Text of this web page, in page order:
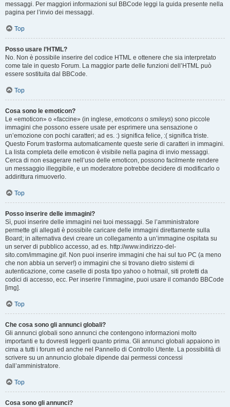
messaggi. Per maggiori informazioni sul BBCode leggi la guida presente nella
pagina per l’invio dei messaggi.
Top
Posso usare l’HTML?
No. Non è possibile inserire del codice HTML e ottenere che sia interpretato
come tale in questo Forum. La maggior parte delle funzioni dell’HTML può
essere sostituita dal BBCode.
Top
Cosa sono le emoticon?
Le «emoticon» o «faccine» (in inglese, emoticons o smileys) sono piccole
immagini che possono essere usate per esprimere una sensazione o
un’emozione con pochi caratteri; ad es. :) significa felice, :( significa triste.
Questo Forum trasforma automaticamente queste serie di caratteri in immagini.
La lista completa delle emoticon è visibile nella pagina di invio messaggi.
Cerca di non esagerare nell’uso delle emoticon, possono facilmente rendere
un messaggio illeggibile, e un moderatore potrebbe decidere di modificarlo o
addirittura rimuoverlo.
Top
Posso inserire delle immagini?
Sì, puoi inserire delle immagini nei tuoi messaggi. Se l’amministratore
permette gli allegati è possibile caricare delle immagini direttamente sulla
Board; in alternativa devi creare un collegamento a un’immagine ospitata su
un server di pubblico accesso, ad es. http://www.indirizzo-del-
sito.com/immagine.gif. Non puoi inserire immagini che hai sul tuo PC (a meno
che non abbia un server!) o immagini che si trovano dietro sistemi di
autenticazione, come caselle di posta tipo yahoo o hotmail, siti protetti da
codici di accesso, ecc. Per inserire l’immagine, puoi usare il comando BBCode
[img].
Top
Che cosa sono gli annunci globali?
Gli annunci globali sono annunci che contengono informazioni molto
importanti e tu dovresti leggerli quanto prima. Gli annunci globali appaiono in
cima a tutti i forum ed anche nel Pannello di Controllo Utente. La possibilità di
scrivere su un annuncio globale dipende dai permessi concessi
dall’amministratore.
Top
Cosa sono gli annunci?